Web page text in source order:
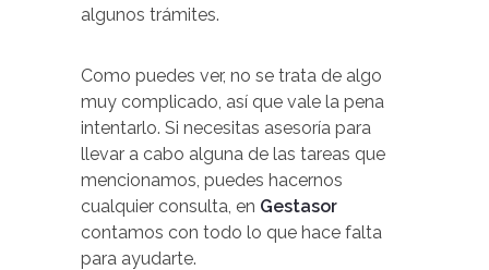
algunos trámites.
Como puedes ver, no se trata de algo
muy complicado, así que vale la pena
intentarlo. Si necesitas asesoría para
llevar a cabo alguna de las tareas que
mencionamos, puedes hacernos
cualquier consulta, en Gestasor
contamos con todo lo que hace falta
para ayudarte.